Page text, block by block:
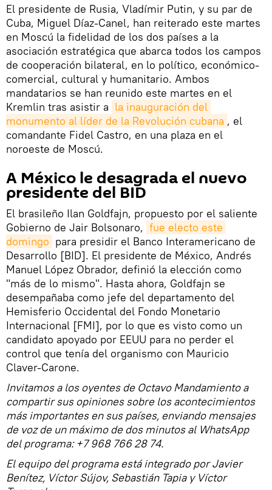
El presidente de Rusia, Vladímir Putin, y su par de
Cuba, Miguel Díaz-Canel, han reiterado este martes
en Moscú la fidelidad de los dos países a la
asociación estratégica que abarca todos los campos
de cooperación bilateral, en lo político, económico-
comercial, cultural y humanitario. Ambos
mandatarios se han reunido este martes en el
Kremlin tras asistir a la inauguración del
monumento al líder de la Revolución cubana , el
comandante Fidel Castro, en una plaza en el
noroeste de Moscú.
A México le desagrada el nuevo
presidente del BID
El brasileño Ilan Goldfajn, propuesto por el saliente
Gobierno de Jair Bolsonaro, fue electo este
domingo para presidir el Banco Interamericano de
Desarrollo [BID]. El presidente de México, Andrés
Manuel López Obrador, definió la elección como
"más de lo mismo". Hasta ahora, Goldfajn se
desempañaba como jefe del departamento del
Hemisferio Occidental del Fondo Monetario
Internacional [FMI], por lo que es visto como un
candidato apoyado por EEUU para no perder el
control que tenía del organismo con Mauricio
Claver-Carone.
Invitamos a los oyentes de Octavo Mandamiento a
compartir sus opiniones sobre los acontecimientos
más importantes en sus países, enviando mensajes
de voz de un máximo de dos minutos al WhatsApp
del programa: +7 968 766 28 74.
El equipo del programa está integrado por Javier
Benítez, Víctor Sújov, Sebastián Tapia y Víctor